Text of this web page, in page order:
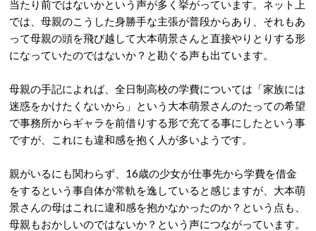
当たり前ではないかという声が多く挙がっています。ネット上
では、母親のこうした身勝手な主張が普段からあり、それもあ
って母親の頭を飛び越して大本萌景さんと直接やりとりする形
になっていたのではないか？と勘ぐる声も出ています。
母親の手記によれば、全日制高校の学費については「家族には
迷惑をかけたくないから」という大本萌景さんのたっての希望
で事務所からギャラを前借りする形で充てる事にしたという事
ですが、これにも違和感を抱く人が多いようです。
親がいるにも関わらず、16歳の少女が仕事先から学費を借金
をするという事自体が常軌を逸していると感じますが、大本萌
景さんの母はこれに違和感を抱かなかったのか？という点も、
母親もおかしいのではないか？という声につながっています。